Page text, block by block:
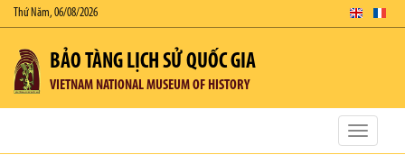
Thứ Năm, 06/08/2026
BẢO TÀNG LỊCH SỬ QUỐC GIA
VIETNAM NATIONAL MUSEUM OF HISTORY
Toggle